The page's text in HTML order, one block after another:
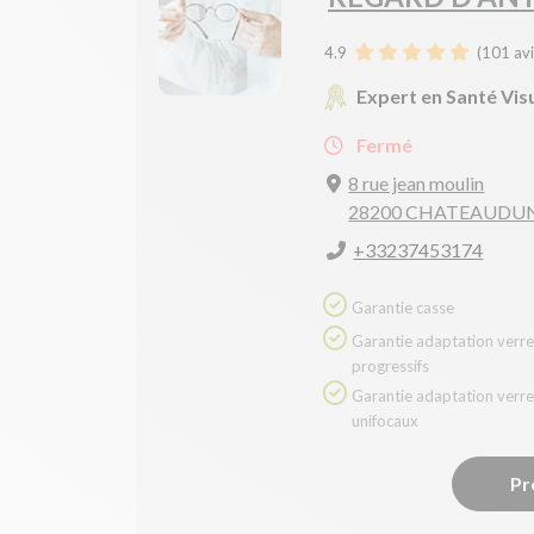
4.9 (101
Expert en Santé
Fermé
8 rue jean moulin
28200
+33237453174
Garantie casse
progressifs
unifocaux